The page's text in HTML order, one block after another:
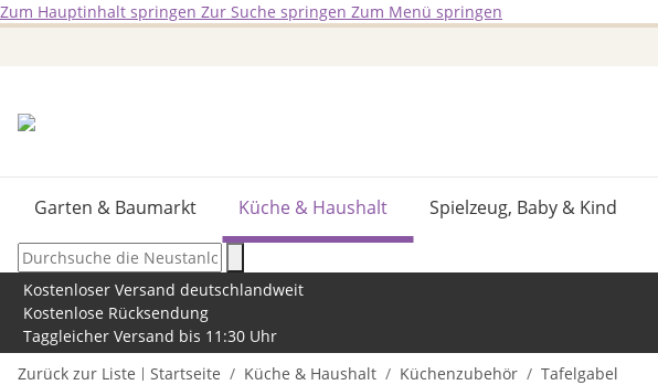
Zum Hauptinhalt springen Zur Suche springen Zum Menü springen
Garten & Baumarkt Küche & Haushalt Spielzeug, Baby & Kind
Kostenloser Versand deutschlandweit
Kostenlose Rücksendung
Taggleicher Versand bis 11:30 Uhr
Zurück zur Liste
Startseite Küche & Haushalt Küchenzubehör Tafelgabel